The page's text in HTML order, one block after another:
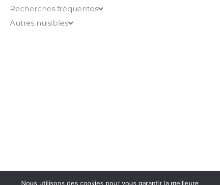
Recherches fréquentes
Autres nuisibles
Nous utilisons des cookies pour vous garantir la meilleure